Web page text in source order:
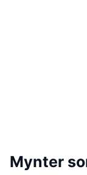
Mynter